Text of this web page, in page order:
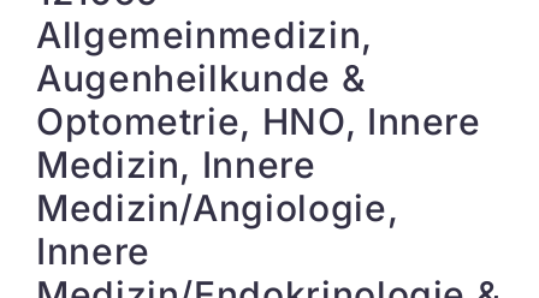
Allgemeinmedizin,
Augenheilkunde &
Optometrie, HNO, Innere
Medizin, Innere
Medizin/Angiologie,
Innere